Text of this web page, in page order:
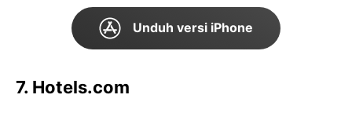
Unduh versi iPhone
7. Hotels.com